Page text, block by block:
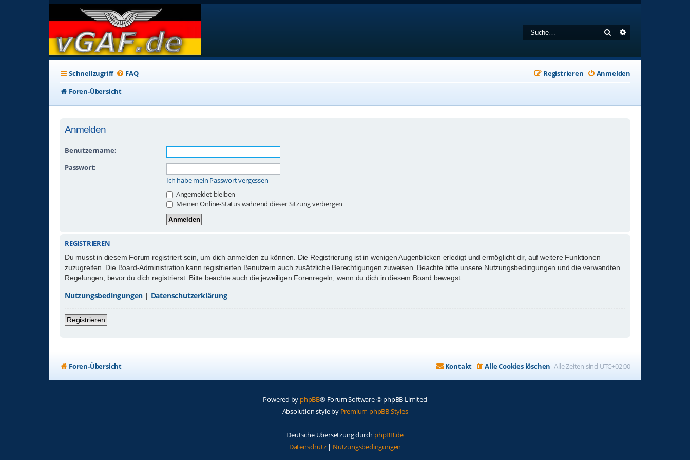
Suche
Schnellzugriff FAQ Anmelden
Registrieren
Foren-Übersicht
Anmelden
Benutzername:
Passwort:
Ich habe mein Passwort vergessen
Angemeldet bleiben
Meinen Online-Status während dieser Sitzung verbergen
REGISTRIEREN
Du musst in diesem Forum registriert sein, um dich anmelden zu können. Die Registrierung ist in wenigen Augenblicken erledigt und ermöglicht dir, auf weitere Funktionen
zuzugreifen. Die Board-Administration kann registrierten Benutzern auch zusätzliche Berechtigungen zuweisen. Beachte bitte unsere Nutzungsbedingungen und die verwandten
Regelungen, bevor du dich registrierst. Bitte beachte auch die jeweiligen Forenregeln, wenn du dich in diesem Board bewegst.
Nutzungsbedingungen | Datenschutzerklärung
Registrieren
Foren-Übersicht Alle Zeiten sind UTC+02:00
Alle Cookies löschen
Kontakt
Powered by phpBB® Forum Software © phpBB Limited
Absolution style by Premium phpBB Styles
Deutsche Übersetzung durch phpBB.de
Datenschutz| Nutzungsbedingungen